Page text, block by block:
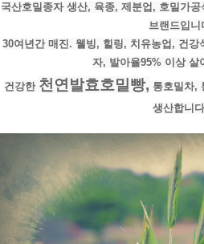
국산호밀종자 생산, 육종, 제분업, 호밀가
브랜드입니
30여년간 매진. 웰빙, 힐링, 치유농업, 건
자, 발아율95% 이상 살
건강한 천연발효호밀빵, 통호밀차,
생산합니